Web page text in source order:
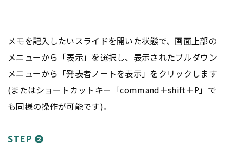
メモを記入したいスライドを開いた状態で、画面上部の
メニューから「表示」を選択し、表示されたプルダウン
メニューから「発表者ノートを表示」をクリックします
(またはショートカットキー「command＋shift＋P」で
も同様の操作が可能です)。
STEP ❷